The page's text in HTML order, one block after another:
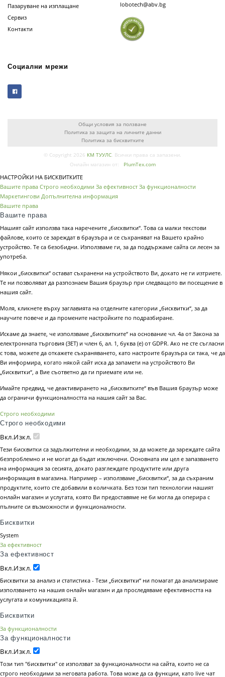
Пазаруване на изплащане
Сервиз
Контакти
lobotech@abv.bg
Социални мрежи
Общи условия за ползване
Политика за защита на личните данни
Политика за бисквитките
© Copyright 2026 КМ ТУУЛС. Всички права са запазени.
Онлайн магазин от:
PlumTex.com
НАСТРОЙКИ НА БИСКВИТКИТЕ
Вашите права Строго необходими За ефективност За функционалности
Маркетингови Допълнителна информация
Вашите права
Вашите права
Нашият сайт използва така наречените „бисквитки“. Това са малки текстови
файлове, които се зареждат в браузъра и се съхраняват на Вашето крайно
устройство. Те са безобидни. Използваме ги, за да поддържаме сайта си лесен за
употреба.
Някои „бисквитки“ остават съхранени на устройството Ви, докато не ги изтриете.
Те ни позволяват да разпознаем Вашия браузър при следващото ви посещение в
нашия сайт.
Моля, кликнете върху заглавията на отделните категории „бисквитки“, за да
научите повече и да промените настройките по подразбиране.
Искаме да знаете, че използваме „бисквитките“ на основание чл. 4а от Закона за
електронната търговия (ЗЕТ) и член 6, ал. 1, буква (е) от GDPR. Ако не сте съгласни
с това, можете да откажете съхраняването, като настроите браузъра си така, че да
Ви информира, когато някой сайт иска да запамети на устройството Ви
„бисквитки“, а Вие съответно да ги приемате или не.
Имайте предвид, че деактивирането на „бисквитките“ във Вашия браузър може
да ограничи функционалността на нашия сайт за Вас.
Строго необходими
Строго необходими
Вкл.Изкл.
Тези бисквитки са задължителни и необходими, за да можете да зареждате сайта
безпроблемно и не могат да бъдат изключени. Основната им цел е запазването
на информация за сесията, докато разглеждате продуктите или друга
информация в магазина. Например – използваме „бисквитки“, за да съхраним
продуктите, които сте добавили в количката. Без този тип технологии нашият
онлайн магазин и услугата, която Ви предоставяме не би могла да оперира с
пълните си възможности и функционалности.
Бисквитки
System
За ефективност
За ефективност
Вкл.Изкл.
Бисквитки за анализ и статистика - Тези „бисквитки“ ни помагат да анализираме
използването на нашия онлайн магазин и да проследяваме ефективността на
услугата и комуникацията й.
Бисквитки
За функционалности
За функционалности
Вкл.Изкл.
Този тип "бисквитки" се използват за функционалности на сайта, които не са
строго необходими за неговата работа. Това може да са функции, като live чат